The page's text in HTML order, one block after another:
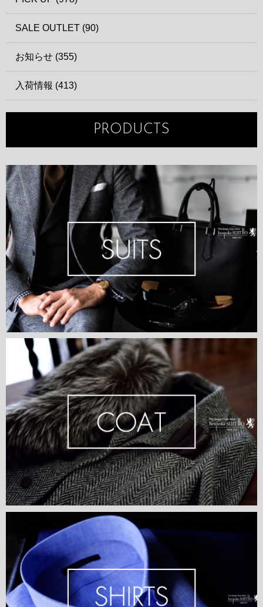
SALE OUTLET (90)
お知らせ (355)
入荷情報 (413)
PRODUCTS